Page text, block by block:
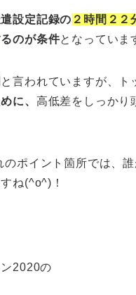
設定記録の ２時間２２
のが条件となっていま
言われていますが、
に、 高低差をしっかり
ポイント箇所では、
ね(^o^)！
2020の